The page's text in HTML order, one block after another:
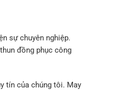
sự chuyên nghiệp.
đồng phục công
tín của chúng tôi. May